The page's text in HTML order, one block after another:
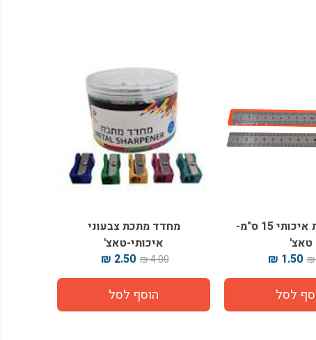
סרגל מתכת איכותי 15 ס"מ-
טאצ'
1.50 ₪
מחדד מתכת צבעוני
איכותי-טאצ'
4.00 ₪
2.50 ₪